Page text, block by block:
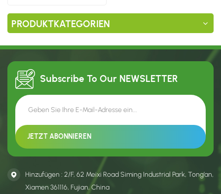
PRODUKTKATEGORIEN
Subscribe To Our NEWSLETTER
Hinzufügen : 2/F, 62 Meixi Road Siming Industrial Park, Tong’an,
Xiamen 361116, Fujian, China